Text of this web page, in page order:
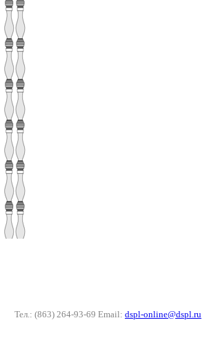
Тел.: (863) 264-93-69 Email: dspl-online@dspl.ru